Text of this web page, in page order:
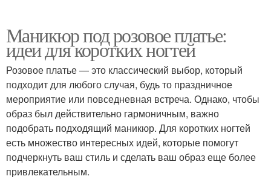
Маникюр под розовое платье:
идеи для коротких ногтей
Розовое платье — это классический выбор, который
подходит для любого случая, будь то праздничное
мероприятие или повседневная встреча. Однако, чтобы
образ был действительно гармоничным, важно
подобрать подходящий маникюр. Для коротких ногтей
есть множество интересных идей, которые помогут
подчеркнуть ваш стиль и сделать ваш образ еще более
привлекательным.